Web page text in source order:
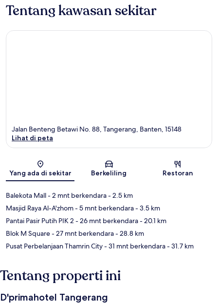
Tentang kawasan sekitar
Peta
Jalan Benteng Betawi No. 88, Tangerang, Banten, 15148
Lihat di peta
Yang ada di sekitar Berkeliling Restoran
Balekota Mall- 2 mnt berkendara- 2.5 km
Masjid Raya Al-A'zhom- 5 mnt berkendara- 3.5 km
Pantai Pasir Putih PIK 2 - 26 mnt berkendara- 20.1 km
Blok M Square- 27 mnt berkendara- 28.8 km
Pusat Perbelanjaan Thamrin City- 31 mnt berkendara- 31.7 km
Tentang properti ini
D'primahotel Tangerang